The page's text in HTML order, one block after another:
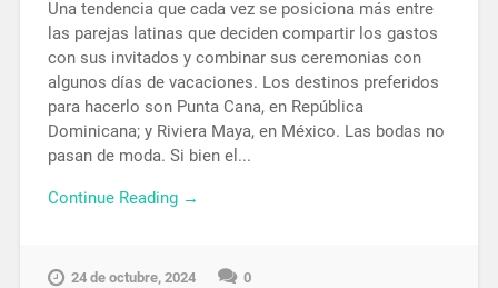
Una tendencia que cada vez se posiciona más entre
las parejas latinas que deciden compartir los gastos
con sus invitados y combinar sus ceremonias con
algunos días de vacaciones. Los destinos preferidos
para hacerlo son Punta Cana, en República
Dominicana; y Riviera Maya, en México. Las bodas no
pasan de moda. Si bien el...
Continue Reading →
24 de octubre, 2024 0